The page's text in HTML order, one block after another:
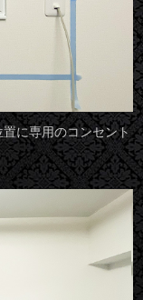
に専用のコンセント